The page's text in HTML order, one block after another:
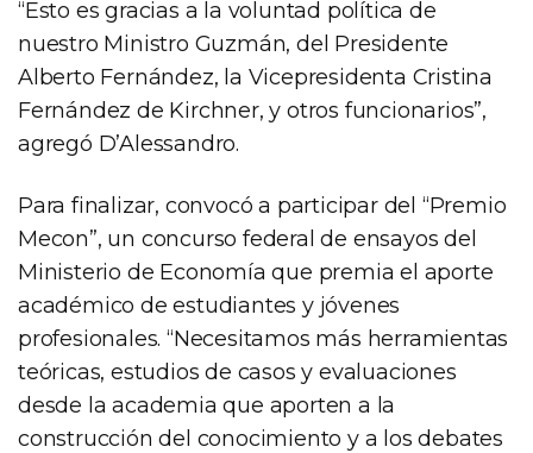
“Esto es gracias a la voluntad política de
nuestro Ministro Guzmán, del Presidente
Alberto Fernández, la Vicepresidenta Cristina
Fernández de Kirchner, y otros funcionarios”,
agregó D’Alessandro.
Para finalizar, convocó a participar del “Premio
Mecon”, un concurso federal de ensayos del
Ministerio de Economía que premia el aporte
académico de estudiantes y jóvenes
profesionales. “Necesitamos más herramientas
teóricas, estudios de casos y evaluaciones
desde la academia que aporten a la
construcción del conocimiento y a los debates